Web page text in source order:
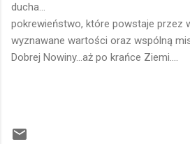
ducha...
pokrewieństwo, które powstaje przez
wyznawane wartości oraz wspólną
Dobrej Nowiny...aż po krańce Ziemi....